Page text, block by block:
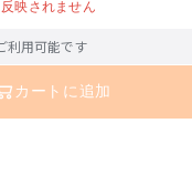
映されません
利用可能です
カートに追加